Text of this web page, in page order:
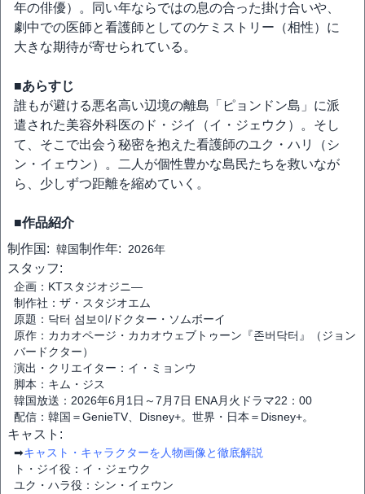
年の俳優）。同い年ならではの息の合った掛け合いや、
劇中での医師と看護師としてのケミストリー（相性）に
大きな期待が寄せられている。
■あらすじ
誰もが避ける悪名高い辺境の離島「ピョンドン島」に派
遣された美容外科医のド・ジイ（イ・ジェウク）。そし
て、そこで出会う秘密を抱えた看護師のユク・ハリ（シ
ン・イェウン）。二人が個性豊かな島民たちを救いなが
ら、少しずつ距離を縮めていく。
■作品紹介
制作国: 韓国制作年: 2026年
スタッフ:
企画：KTスタジオジニ―
制作社：ザ・スタジオエム
原題：닥터 섬보이/ドクター・ソムボーイ
原作：カカオページ・カカオウェブトゥーン『존버닥터』（ジョン
バードクター）
演出・クリエイター：イ・ミョンウ
脚本：キム・ジス
韓国放送：2026年6月1日～7月7日 ENA月火ドラマ22：00
配信：韓国＝GenieTV、Disney+。世界・日本＝Disney+。
キャスト:
➡キャスト・キャラクターを人物画像と徹底解説
ト・ジイ役：イ・ジェウク
ユク・ハラ役：シン・イェウン